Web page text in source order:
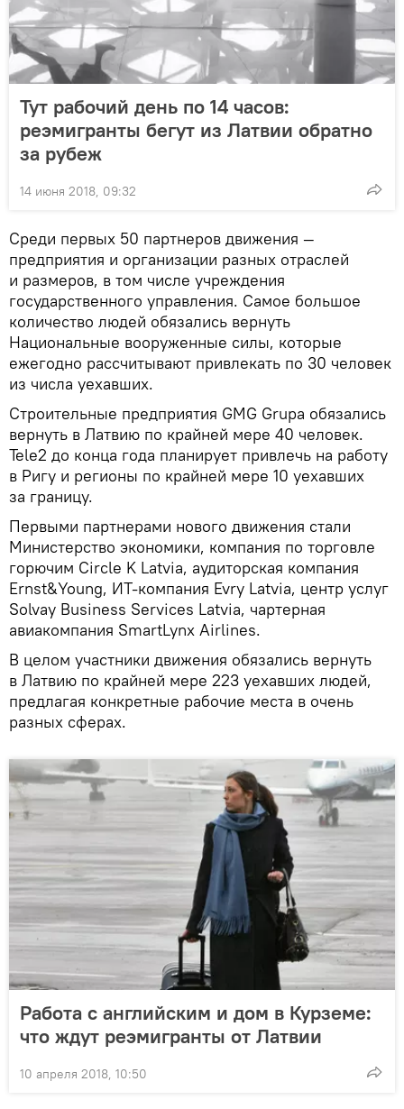
Тут рабочий день по 14 часов:
реэмигранты бегут из Латвии обратно
за рубеж
14 июня 2018, 09:32
Среди первых 50 партнеров движения —
предприятия и организации разных отраслей
и размеров, в том числе учреждения
государственного управления. Самое большое
количество людей обязались вернуть
Национальные вооруженные силы, которые
ежегодно рассчитывают привлекать по 30 человек
из числа уехавших.
Строительные предприятия GMG Grupa обязались
вернуть в Латвию по крайней мере 40 человек.
Tele2 до конца года планирует привлечь на работу
в Ригу и регионы по крайней мере 10 уехавших
за границу.
Первыми партнерами нового движения стали
Министерство экономики, компания по торговле
горючим Circle K Latvia, аудиторская компания
Ernst&Young, ИТ-компания Evry Latvia, центр услуг
Solvay Business Services Latvia, чартерная
авиакомпания SmartLynx Airlines.
В целом участники движения обязались вернуть
в Латвию по крайней мере 223 уехавших людей,
предлагая конкретные рабочие места в очень
разных сферах.
Работа с английским и дом в Курземе:
что ждут реэмигранты от Латвии
10 апреля 2018, 10:50